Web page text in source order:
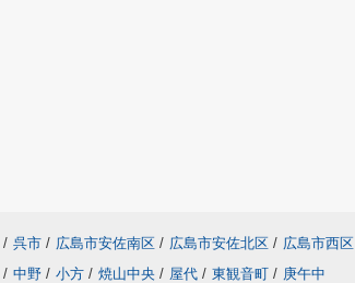
/ 呉市 / 広島市安佐南区 / 広島市安佐北区 / 広島市西区
/ 中野 / 小方 / 焼山中央 / 屋代 / 東観音町 / 庚午中